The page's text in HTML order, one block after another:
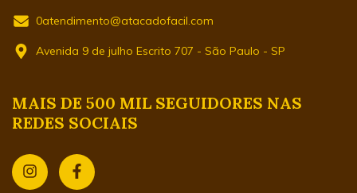
0atendimento@atacadofacil.com
Avenida 9 de julho Escrito 707 - São Paulo - SP
MAIS DE 500 MIL SEGUIDORES NAS
REDES SOCIAIS